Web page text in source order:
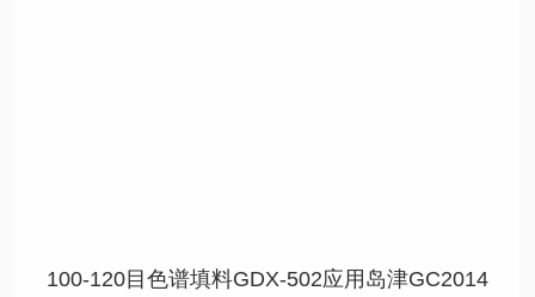
100-120目色谱填料GDX-502应用岛津GC2014